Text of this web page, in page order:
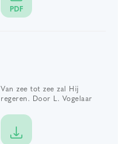
PDF
Van zee tot zee zal Hij
regeren. Door L. Vogelaar